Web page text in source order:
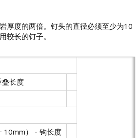
厚度的两倍。钉头的直径必须至少为10
较长的钉子。
长度
10mm） - 钩长度